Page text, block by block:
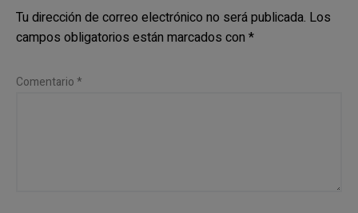
Tu dirección de correo electrónico no será publicada. Los
campos obligatorios están marcados con *
Comentario*